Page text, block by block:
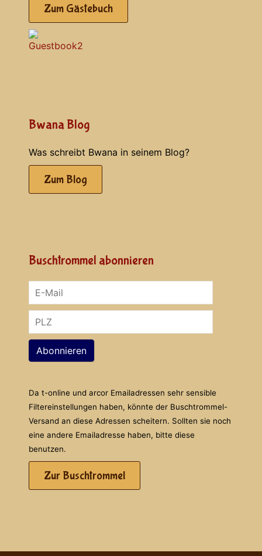
Zum Gästebuch
Bwana Blog
Was schreibt Bwana in seinem Blog?
Zum Blog
Buschtrommel abonnieren
Abonnieren
Da t-online und arcor Emailadressen sehr sensible
Filtereinstellungen haben, könnte der Buschtrommel-
Versand an diese Adressen scheitern. Sollten sie noch
eine andere Emailadresse haben, bitte diese
benutzen.
Zur Buschtrommel